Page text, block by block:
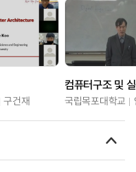
구건재
컴퓨터구조 및
국립목포대학교